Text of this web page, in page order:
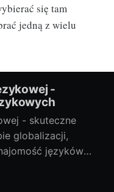
się tam
jedną z wielu
-
- skuteczne
globalizacji,
języków
Bez względu
do podróży, czy